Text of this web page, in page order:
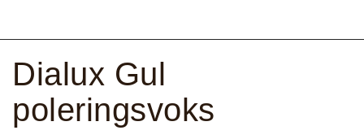
Dialux Gul
poleringsvoks